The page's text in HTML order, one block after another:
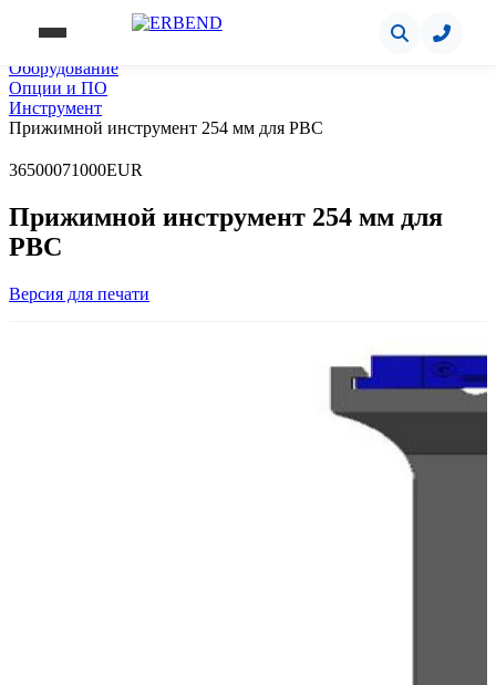
Оборудование
Опции и ПО
Инструмент
Прижимной инструмент 254 мм для PBC
36500071000EUR
Прижимной инструмент 254 мм для
PBC
Версия для печати